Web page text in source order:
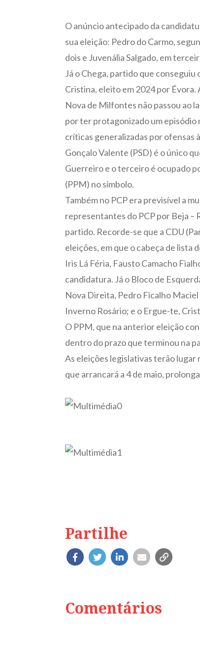
O anúncio antecipado da
sua eleição: Pedro do Carmo,
dois e Juvenália Salgado, em
Já o Chega, partido que
Cristina, eleito em 2024 por Évora.
Nova de Milfontes não passou ao
por ter protagonizado um episódio
críticas generalizadas por ofensas
Gonçalo Valente (PSD) é o único
Guerreiro e o terceiro é ocupado
(PPM) no símbolo.
Também no PCP era previsível a
representantes do PCP por Beja –
partido. Recorde-se que a CDU
eleições, em que o cabeça de lista
Iris Lá Féria, Fausto Camacho
candidatura. Já o Bloco de
Nova Direita, Pedro Ficalho
Inverno Rosário; e o Ergue-te,
O PPM, que na anterior eleição
dentro do prazo que terminou na
As eleições legislativas terão lugar
que arrancará a 4 de maio,
Partilhe
Comentários